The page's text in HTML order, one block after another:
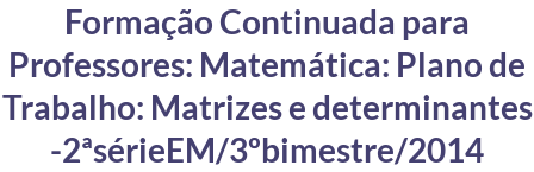
Controladoria-Geral da União
Secretaria-Geral
Formação Continuada para
Professores: Matemática: Plano de
Trabalho: Matrizes e determinantes
-2ªsérieEM/3ºbimestre/2014